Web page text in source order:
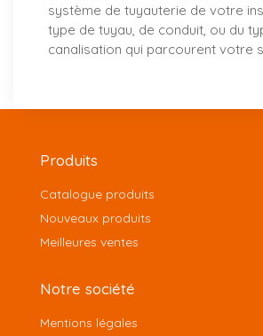
système de tuyauterie de votre
type de tuyau, de conduit, ou du
canalisation qui parcourent votre
Produits
Catalogue produits
Nouveaux produits
Meilleures ventes
Notre société
Mentions légales